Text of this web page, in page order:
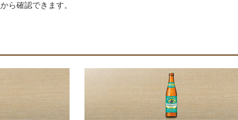
から確認できます。